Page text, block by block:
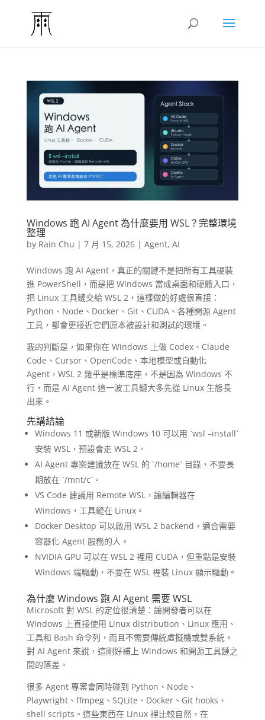
Windows 跑 AI Agent 為什麼要用 WSL？完整環境
整理
by Rain Chu | 7 月 15, 2026| Agent, AI
Windows 跑 AI Agent，真正的關鍵不是把所有工具硬裝
進 PowerShell，而是把 Windows 當成桌面和硬體入口，
把 Linux 工具鏈交給 WSL 2，這樣做的好處很直接：
Python、Node、Docker、Git、CUDA、各種開源 Agent
工具，都會更接近它們原本被設計和測試的環境。
我的判斷是，如果你在 Windows 上做 Codex、Claude
Code、Cursor、OpenCode、本地模型或自動化
Agent，WSL 2 幾乎是標準底座，不是因為 Windows 不
行，而是 AI Agent 這一波工具鏈大多先從 Linux 生態長
出來。
先講結論
Windows 11 或新版 Windows 10 可以用 `wsl –install`
安裝 WSL，預設會走 WSL 2。
AI Agent 專案建議放在 WSL 的 `/home` 目錄，不要長
期放在 `/mnt/c`。
VS Code 建議用 Remote WSL，讓編輯器在
Windows，工具鏈在 Linux。
Docker Desktop 可以啟用 WSL 2 backend，適合需要
容器化 Agent 服務的人。
NVIDIA GPU 可以在 WSL 2 裡用 CUDA，但重點是安裝
Windows 端驅動，不要在 WSL 裡裝 Linux 顯示驅動。
為什麼 Windows 跑 AI Agent 需要 WSL
Microsoft 對 WSL 的定位很清楚：讓開發者可以在
Windows 上直接使用 Linux distribution、Linux 應用、
工具和 Bash 命令列，而且不需要傳統虛擬機或雙系統。
對 AI Agent 來說，這剛好補上 Windows 和開源工具鏈之
間的落差。
很多 Agent 專案會同時碰到 Python、Node、
Playwright、ffmpeg、SQLite、Docker、Git hooks、
shell scripts。這些東西在 Linux 裡比較自然，在